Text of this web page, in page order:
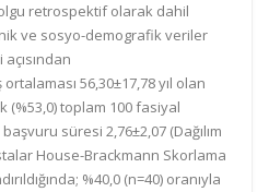
retrospektif olarak dahil
ve sosyo-demografik veriler
ortalaması 56,30±17,78 yıl olan
(%53,0) toplam 100 fasiyal
süresi 2,76±2,07 (Dağılım
House-Brackmann Skorlama
%40,0 (n=40) oranıyla